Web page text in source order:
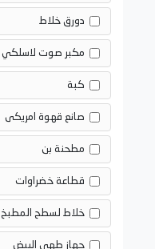
دورق خلاط
مكبر صوت لاسلكي
كبة
صانع قهوة امريكى
مطحنة بن
قطاعة خضراوات
خلاط لسطح المطبخ
جهاز طهي البيض